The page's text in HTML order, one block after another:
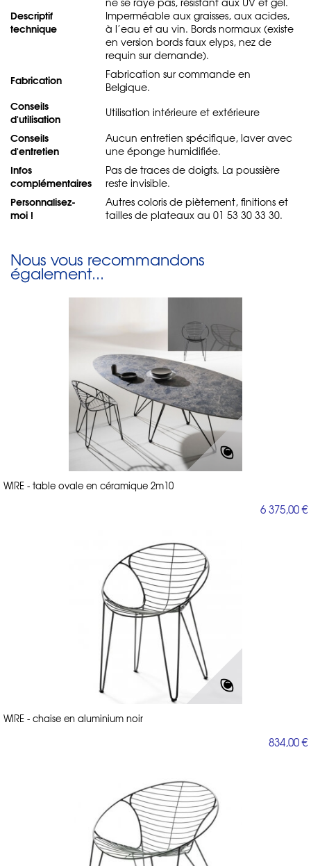
Descriptif
technique
Imperméable aux graisses, aux acides,
à l’eau et au vin. Bords normaux (existe
en version bords faux elyps, nez de
requin sur demande).
Fabrication
Fabrication sur commande en
Belgique.
Conseils
d'utilisation
Utilisation intérieure et extérieure
Conseils
d'entretien
Aucun entretien spécifique, laver avec
une éponge humidifiée.
Infos
complémentaires
Pas de traces de doigts. La poussière
reste invisible.
Personnalisez-
moi !
Autres coloris de piètement, finitions et
tailles de plateaux au 01 53 30 33 30.
Nous vous recommandons
également...
WIRE - table ovale en céramique 2m10
6 375,00 €
WIRE - chaise en aluminium noir
834,00 €